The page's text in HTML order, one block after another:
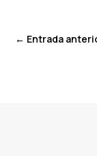
← Entrada